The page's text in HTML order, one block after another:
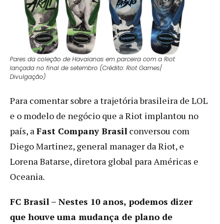
Pares da coleção de Havaianas em parceira com a Riot
lançada no final de setembro (Crédito: Riot Games/
Divulgação)
Para comentar sobre a trajetória brasileira de LOL
e o modelo de negócio que a Riot implantou no
país, aFast Company Brasil conversou com
Diego Martinez, general manager da Riot, e
Lorena Batarse, diretora global para Américas e
Oceania.
FC Brasil – Nestes 10 anos, podemos dizer
que houve uma mudança de plano de